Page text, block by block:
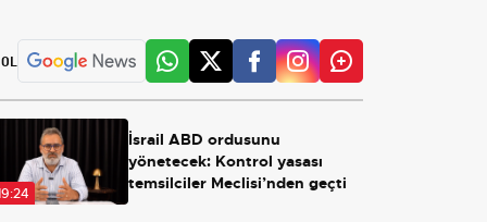
İsrail ABD ordusunu
yönetecek: Kontrol yasası
temsilciler Meclisi’nden geçti